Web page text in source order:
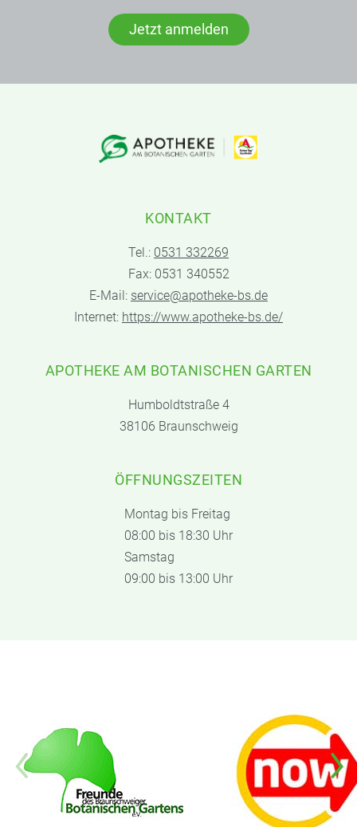
Jetzt anmelden
KONTAKT
Tel.: 0531 332269
Fax: 0531 340552
E-Mail: service@apotheke-bs.de
Internet: https://www.apotheke-bs.de/
APOTHEKE AM BOTANISCHEN GARTEN
Humboldtstraße 4
38106 Braunschweig
ÖFFNUNGSZEITEN
Montag bis Freitag
08:00 bis 18:30 Uhr
Samstag
09:00 bis 13:00 Uhr